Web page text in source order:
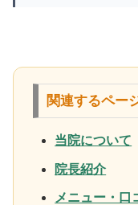
関連するペー
当院について
院長紹介
メニュー・口